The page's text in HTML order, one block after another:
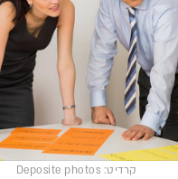
קרדיט: Deposite photos